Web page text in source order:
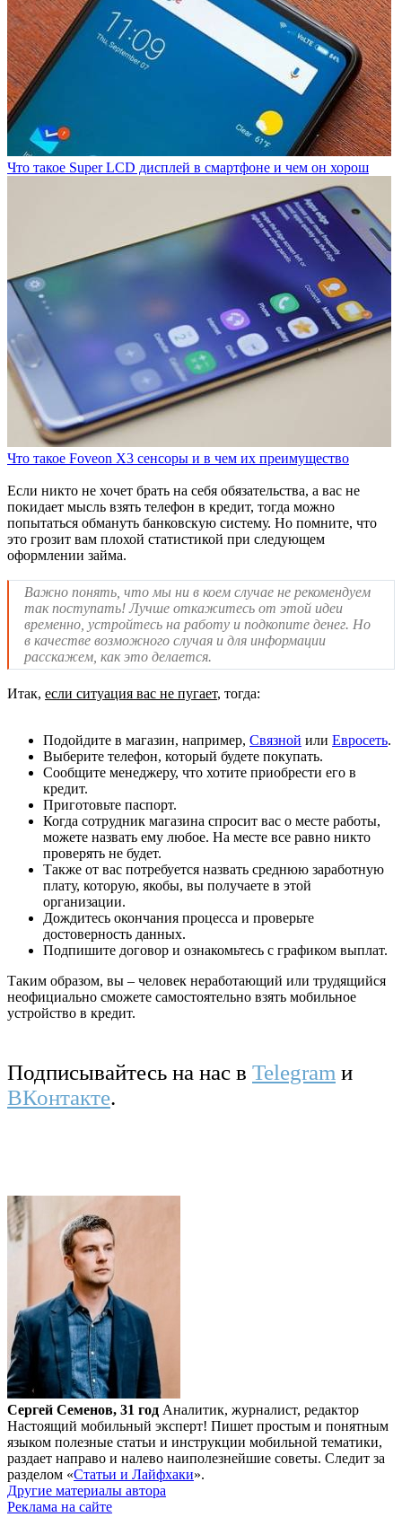
Что такое Super LCD дисплей в смартфоне и чем он хорош
Что такое Foveon X3 сенсоры и в чем их преимущество
Если никто не хочет брать на себя обязательства, а вас не
покидает мысль взять телефон в кредит, тогда можно
попытаться обмануть банковскую систему. Но помните, что
это грозит вам плохой статистикой при следующем
оформлении займа.
Важно понять, что мы ни в коем случае не рекомендуем
так поступать! Лучше откажитесь от этой идеи
временно, устройтесь на работу и подкопите денег. Но
в качестве возможного случая и для информации
расскажем, как это делается.
Итак, если ситуация вас не пугает, тогда:
Подойдите в магазин, например, Связной или Евросеть.
Выберите телефон, который будете покупать.
Сообщите менеджеру, что хотите приобрести его в
кредит.
Приготовьте паспорт.
Когда сотрудник магазина спросит вас о месте работы,
можете назвать ему любое. На месте все равно никто
проверять не будет.
Также от вас потребуется назвать среднюю заработную
плату, которую, якобы, вы получаете в этой
организации.
Дождитесь окончания процесса и проверьте
достоверность данных.
Подпишите договор и ознакомьтесь с графиком выплат.
Таким образом, вы – человек неработающий или трудящийся
неофициально сможете самостоятельно взять мобильное
устройство в кредит.
Подписывайтесь на нас в Telegram и
ВКонтакте.
Сергей Семенов, 31 год Аналитик, журналист, редактор
Настоящий мобильный эксперт! Пишет простым и понятным
языком полезные статьи и инструкции мобильной тематики,
раздает направо и налево наиполезнейшие советы. Следит за
разделом «Статьи и Лайфхаки».
Другие материалы автора
Реклама на сайте